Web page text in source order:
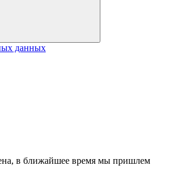
данных
в ближайшее время мы пришлем